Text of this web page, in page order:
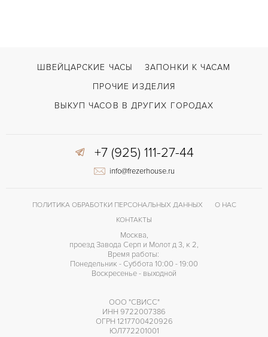
ВОЗМОЖНОСТИ ДОСТАВКИ С документами, С футляром
ЦВЕТ БРАСЛЕТА
ШВЕЙЦАРСКИЕ ЧАСЫ
ЗАПОНКИ К ЧАСАМ
ПРОЧИЕ ИЗДЕЛИЯ
ВЫКУП ЧАСОВ В ДРУГИХ ГОРОДАХ
+7 (925) 111-27-44
info@frezerhouse.ru
ПОЛИТИКА ОБРАБОТКИ ПЕРСОНАЛЬНЫХ ДАННЫХ
О НАС
КОНТАКТЫ
Москва,
проезд Завода Серп и Молот д 3, к 2,
Время работы:
Понедельник - Суббота 10:00 - 19:00
Воскресенье - выходной
ООО "СВИСС"
ИНН 9722007386
ОГРН 1217700420926
ЮЛ772201001